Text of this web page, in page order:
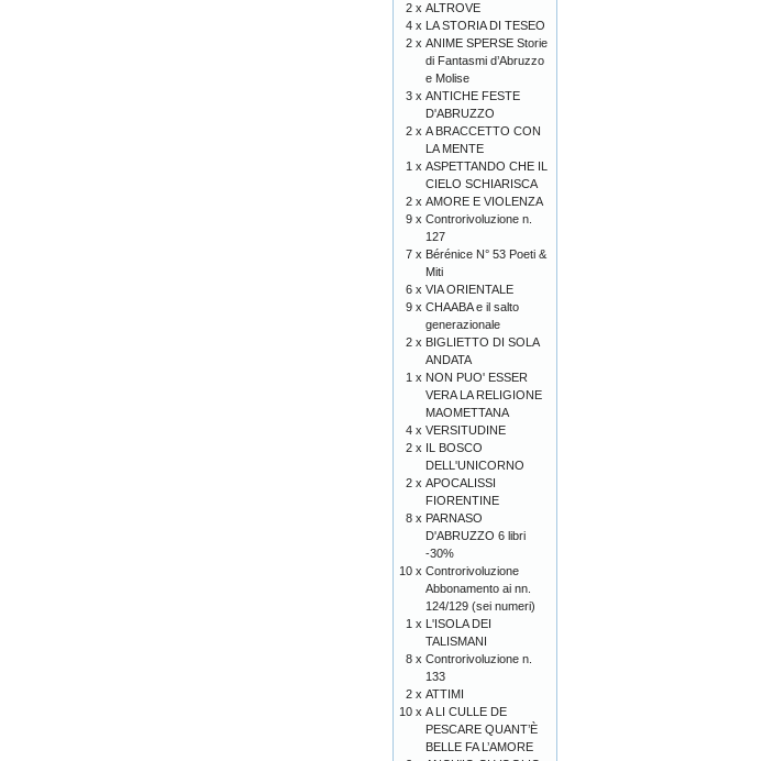
2 x ALTROVE
4 x LA STORIA DI TESEO
2 x ANIME SPERSE Storie
di Fantasmi d’Abruzzo
e Molise
3 x ANTICHE FESTE
D'ABRUZZO
2 x A BRACCETTO CON
LA MENTE
1 x ASPETTANDO CHE IL
CIELO SCHIARISCA
2 x AMORE E VIOLENZA
9 x Controrivoluzione n.
127
7 x Bérénice N° 53 Poeti &
Miti
6 x VIA ORIENTALE
9 x CHAABA e il salto
generazionale
2 x BIGLIETTO DI SOLA
ANDATA
1 x NON PUO' ESSER
VERA LA RELIGIONE
MAOMETTANA
4 x VERSITUDINE
2 x IL BOSCO
DELL'UNICORNO
2 x APOCALISSI
FIORENTINE
8 x PARNASO
D'ABRUZZO 6 libri
-30%
10 x Controrivoluzione
Abbonamento ai nn.
124/129 (sei numeri)
1 x L'ISOLA DEI
TALISMANI
8 x Controrivoluzione n.
133
2 x ATTIMI
10 x A LI CULLE DE
PESCARE QUANT’È
BELLE FA L’AMORE